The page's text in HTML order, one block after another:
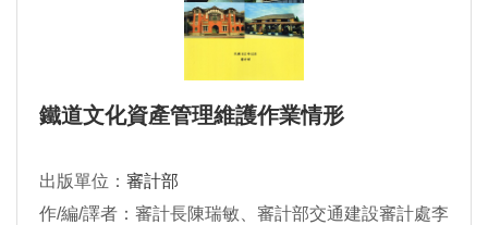
鐵道文化資產管理維護作業情形
出版單位： 審計部
作/編/譯者：審計長陳瑞敏、審計部交通建設審計處李